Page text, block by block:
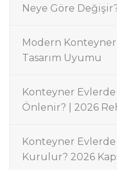
Neye Göre
Modern
Tasarım Uyumu
Konteyner Evlerde
Önlenir? | 2026
Konteyner Evlerde
Kurulur? 2026